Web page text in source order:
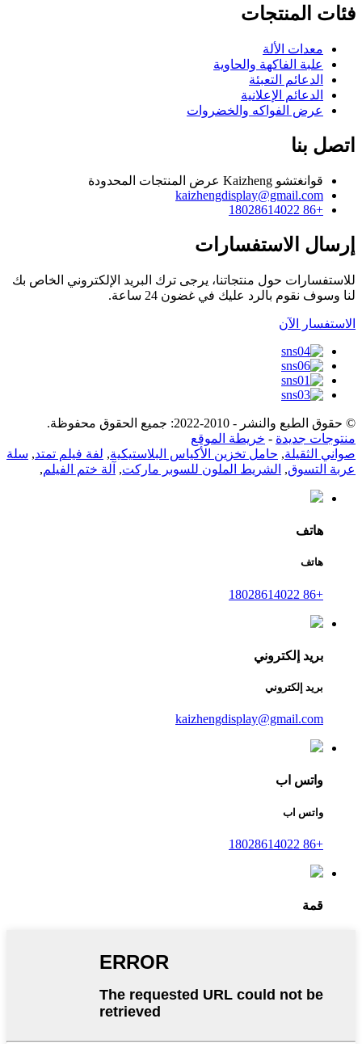
فئات المنتجات
معدات الألة
علبة الفاكهة والحاوية
الدعائم التعبئة
الدعائم الإعلانية
عرض الفواكه والخضروات
اتصل بنا
قوانغتشو Kaizheng عرض المنتجات المحدودة
kaizhengdisplay@gmail.com
+86 18028614022
إرسال الاستفسارات
للاستفسارات حول منتجاتنا، يرجى ترك البريد الإلكتروني الخاص بك
لنا وسوف نقوم بالرد عليك في غضون 24 ساعة.
الاستفسار الآن
© حقوق الطبع والنشر - 2010-2022: جميع الحقوق محفوظة.
منتوجات جديدة - خريطة الموقع
صواني الثقيلة, حامل تخزين الأكياس البلاستيكية, لفة فيلم تمتد, سلة
عربة التسوق, الشريط الملون للسوبر ماركت, آلة ختم الفيلم,
هاتف
هاتف
+86 18028614022
بريد إلكتروني
بريد إلكتروني
kaizhengdisplay@gmail.com
واتس اب
واتس اب
+86 18028614022
قمة